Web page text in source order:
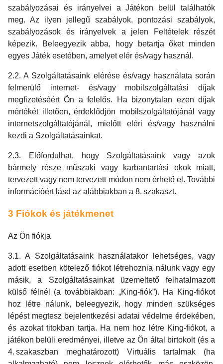
szabályozásai és irányelvei a Játékon belül találhatók
meg. Az ilyen jellegű szabályok, pontozási szabályok,
szabályozások és irányelvek a jelen Feltételek részét
képezik. Beleegyezik abba, hogy betartja őket minden
egyes Játék esetében, amelyet elér és/vagy használ.
2.2. A Szolgáltatásaink elérése és/vagy használata során
felmerülő internet- és/vagy mobilszolgáltatási díjak
megfizetéséért Ön a felelős. Ha bizonytalan ezen díjak
mértékét illetően, érdeklődjön mobilszolgáltatójánál vagy
internetszolgáltatójánál, mielőtt eléri és/vagy használni
kezdi a Szolgáltatásainkat.
2.3. Előfordulhat, hogy Szolgáltatásaink vagy azok
bármely része műszaki vagy karbantartási okok miatt,
tervezett vagy nem tervezett módon nem érhető el. További
információért lásd az alábbiakban a 8. szakaszt.
3 Fiókok és játékmenet
Az Ön fiókja
3.1. A Szolgáltatásaink használatakor lehetséges, vagy
adott esetben kötelező fiókot létrehoznia nálunk vagy egy
másik, a Szolgáltatásainkat üzemeltető felhatalmazott
külső félnél (a továbbiakban: „King-fiók”). Ha King-fiókot
hoz létre nálunk, beleegyezik, hogy minden szükséges
lépést megtesz bejelentkezési adatai védelme érdekében,
és azokat titokban tartja. Ha nem hoz létre King-fiókot, a
játékon belüli eredményei, illetve az Ön által birtokolt (és a
4. szakaszban meghatározott) Virtuális tartalmak (ha